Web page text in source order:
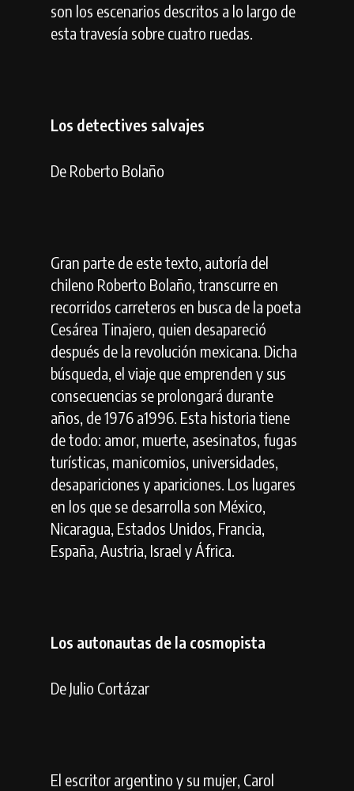
son los escenarios descritos a lo largo de
esta travesía sobre cuatro ruedas.
Los detectives salvajes
De Roberto Bolaño
Gran parte de este texto, autoría del
chileno Roberto Bolaño, transcurre en
recorridos carreteros en busca de la poeta
Cesárea Tinajero, quien desapareció
después de la revolución mexicana. Dicha
búsqueda, el viaje que emprenden y sus
consecuencias se prolongará durante
años, de 1976 a1996. Esta historia tiene
de todo: amor, muerte, asesinatos, fugas
turísticas, manicomios, universidades,
desapariciones y apariciones. Los lugares
en los que se desarrolla son México,
Nicaragua, Estados Unidos, Francia,
España, Austria, Israel y África.
Los autonautas de la cosmopista
De Julio Cortázar
El escritor argentino y su mujer, Carol